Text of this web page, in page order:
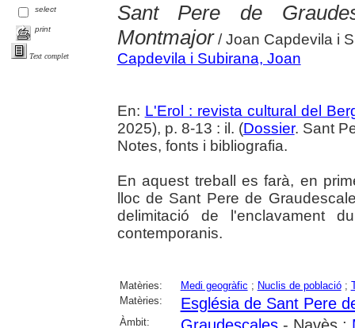
select
print
Text complet
Sant Pere de
Montmajor/ Joan Capdevila i
Capdevila i Subirana, Joan
En: L'Erol : revista cultural del
2025), p. 8-13 : il. (Dossier. Sant
Notes, fonts i bibliografia.
En aquest treball es farà, en
lloc de Sant Pere de
delimitació de l'enclavament
contemporanis.
Matèries: Medi geogràfic ; Nuclis de població;
Matèries:
Església de Sant Pere
Àmbit: